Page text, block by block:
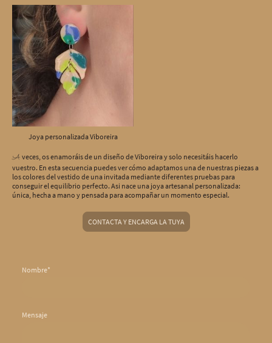
Joya personalizada Viboreira
A veces, os enamoráis de un diseño de Viboreira y solo necesitáis hacerlo
vuestro. En esta secuencia puedes ver cómo adaptamos una de nuestras piezas a
los colores del vestido de una invitada mediante diferentes pruebas para
conseguir el equilibrio perfecto. Asi nace una joya artesanal personalizada:
única, hecha a mano y pensada para acompañar un momento especial.
CONTACTA Y ENCARGA LA TUYA
Nombre*
Mensaje